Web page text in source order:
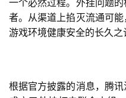
会
上
一个必然过程。外挂问题
者。从渠道上掐灭流通可
游戏环境健康安全的长久之
根据官方披露的消息，腾讯